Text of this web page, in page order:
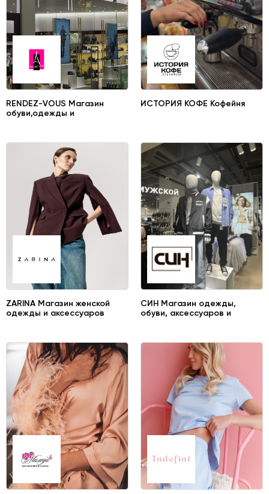
RENDEZ-VOUS Магазин
обуви,одежды и
ИСТОРИЯ КОФЕ Кофейня
ZARINA Магазин женской
одежды и аксессуаров
СИН Магазин одежды,
обуви, аксессуаров и